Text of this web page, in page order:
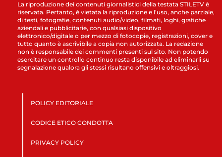
La riproduzione dei contenuti giornalistici della testata STILETV è
riservata. Pertanto, è vietata la riproduzione e l’uso, anche parziale,
di testi, fotografie, contenuti audio/video, filmati, loghi, grafiche
aziendali e pubblicitarie, con qualsiasi dispositivo
elettronico/digitale o per mezzo di fotocopie, registrazioni, cover e
tutto quanto è ascrivibile a copia non autorizzata. La redazione
non è responsabile dei commenti presenti sul sito. Non potendo
esercitare un controllo continuo resta disponibile ad eliminarli su
segnalazione qualora gli stessi risultano offensivi e oltraggiosi.
POLICY EDITORIALE
CODICE ETICO CONDOTTA
PRIVACY POLICY